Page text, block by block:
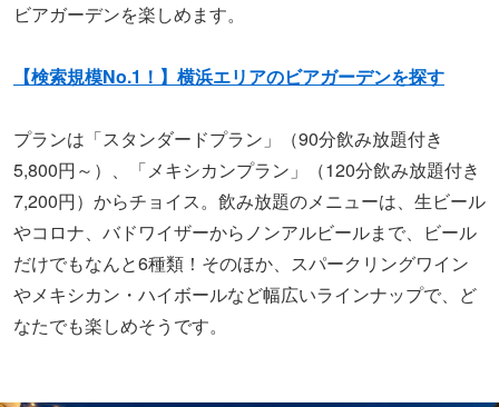
ビアガーデンを楽しめます。
【検索規模No.1！】横浜エリアのビアガーデンを探す
プランは「スタンダードプラン」（90分飲み放題付き
5,800円～）、「メキシカンプラン」（120分飲み放題付き
7,200円）からチョイス。飲み放題のメニューは、生ビール
やコロナ、バドワイザーからノンアルビールまで、ビール
だけでもなんと6種類！そのほか、スパークリングワイン
やメキシカン・ハイボールなど幅広いラインナップで、ど
なたでも楽しめそうです。